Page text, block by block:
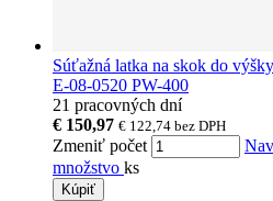
Súťažná latka na skok do
E-08-0520 PW-400
21 pracovných dní
€ 150,97 € 122,74 bez DPH
Zmeniť počet
množstvo ks
Kúpiť